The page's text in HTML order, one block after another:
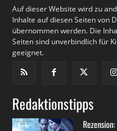
Auf dieser Website wird zu
Inhalte auf diesen Seiten von
übernommen werden. Die
Seiten sind unverbindlich für
geeignet.
Redaktionstipps